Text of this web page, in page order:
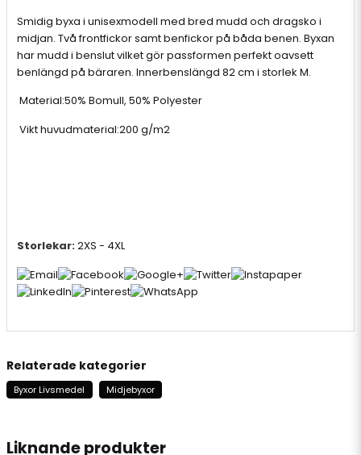
Liknande produkter
Smidig byxa i unisexmodell med bred mudd och dragsko i
midjan. Två frontfickor samt benfickor på båda benen. Byxan
har mudd i benslut vilket gör passformen perfekt oavsett
benlängd på bäraren. Innerbenslängd 82 cm i storlek M.
Material:50% Bomull, 50% Polyester
Vikt huvudmaterial:200 g/m2
Storlekar:2XS - 4XL
Relaterade kategorier
Byxor Livsmedel Midjebyxor